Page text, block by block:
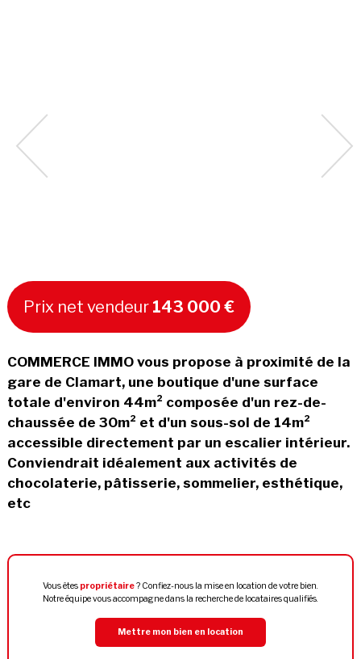
Prix net vendeur 143 000 €
COMMERCE IMMO vous propose à proximité de la
gare de Clamart, une boutique d'une surface
totale d'environ 44m² composée d'un rez-de-
chaussée de 30m² et d'un sous-sol de 14m²
accessible directement par un escalier intérieur.
Conviendrait idéalement aux activités de
chocolaterie, pâtisserie, sommelier, esthétique,
etc
Vous êtes propriétaire? Confiez-nous la mise en location de votre bien.
Notre équipe vous accompagne dans la recherche de locataires qualifiés.
Mettre mon bien en location